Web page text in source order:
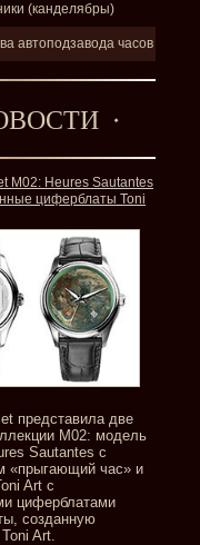
(канделябры)
автоподзавода часов
M02: Heures Sautantes
циферблаты Toni
представила две
M02: модель
Sautantes с
«прыгающий час» и
Art с
циферблатами
созданную
Art.